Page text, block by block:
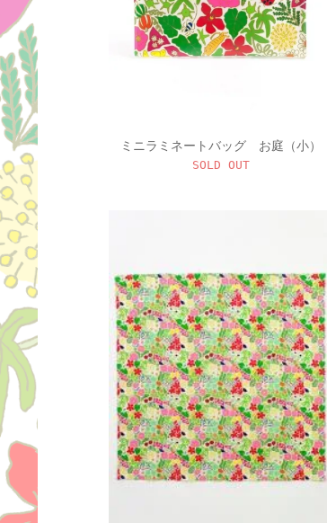
ミニラミネートバッグ お庭（小）
SOLD OUT